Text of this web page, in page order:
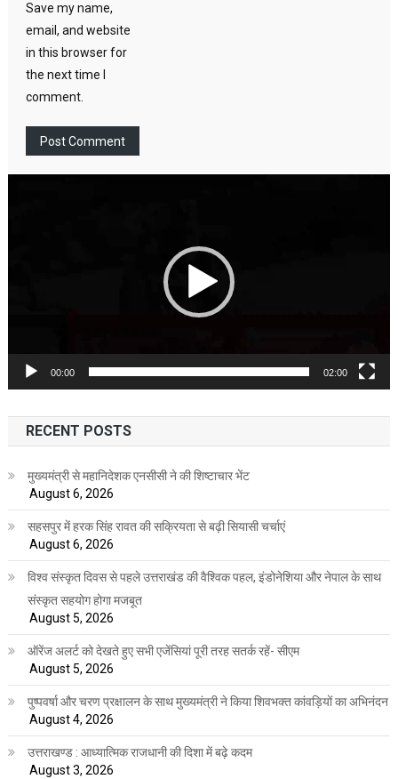
Save my name,
email, and website
in this browser for
the next time I
comment.
00:00 02:00
RECENT POSTS
मुख्यमंत्री से महानिदेशक एनसीसी ने की शिष्टाचार भेंट
August 6, 2026
सहसपुर में हरक सिंह रावत की सक्रियता से बढ़ी सियासी चर्चाएं
August 6, 2026
विश्व संस्कृत दिवस से पहले उत्तराखंड की वैश्विक पहल, इंडोनेशिया और नेपाल के साथ
संस्कृत सहयोग होगा मजबूत
August 5, 2026
ऑरेंज अलर्ट को देखते हुए सभी एजेंसियां पूरी तरह सतर्क रहें- सीएम
August 5, 2026
पुष्पवर्षा और चरण प्रक्षालन के साथ मुख्यमंत्री ने किया शिवभक्त कांवड़ियों का अभिनंदन
August 4, 2026
उत्तराखण्ड : आध्यात्मिक राजधानी की दिशा में बढ़े कदम
August 3, 2026